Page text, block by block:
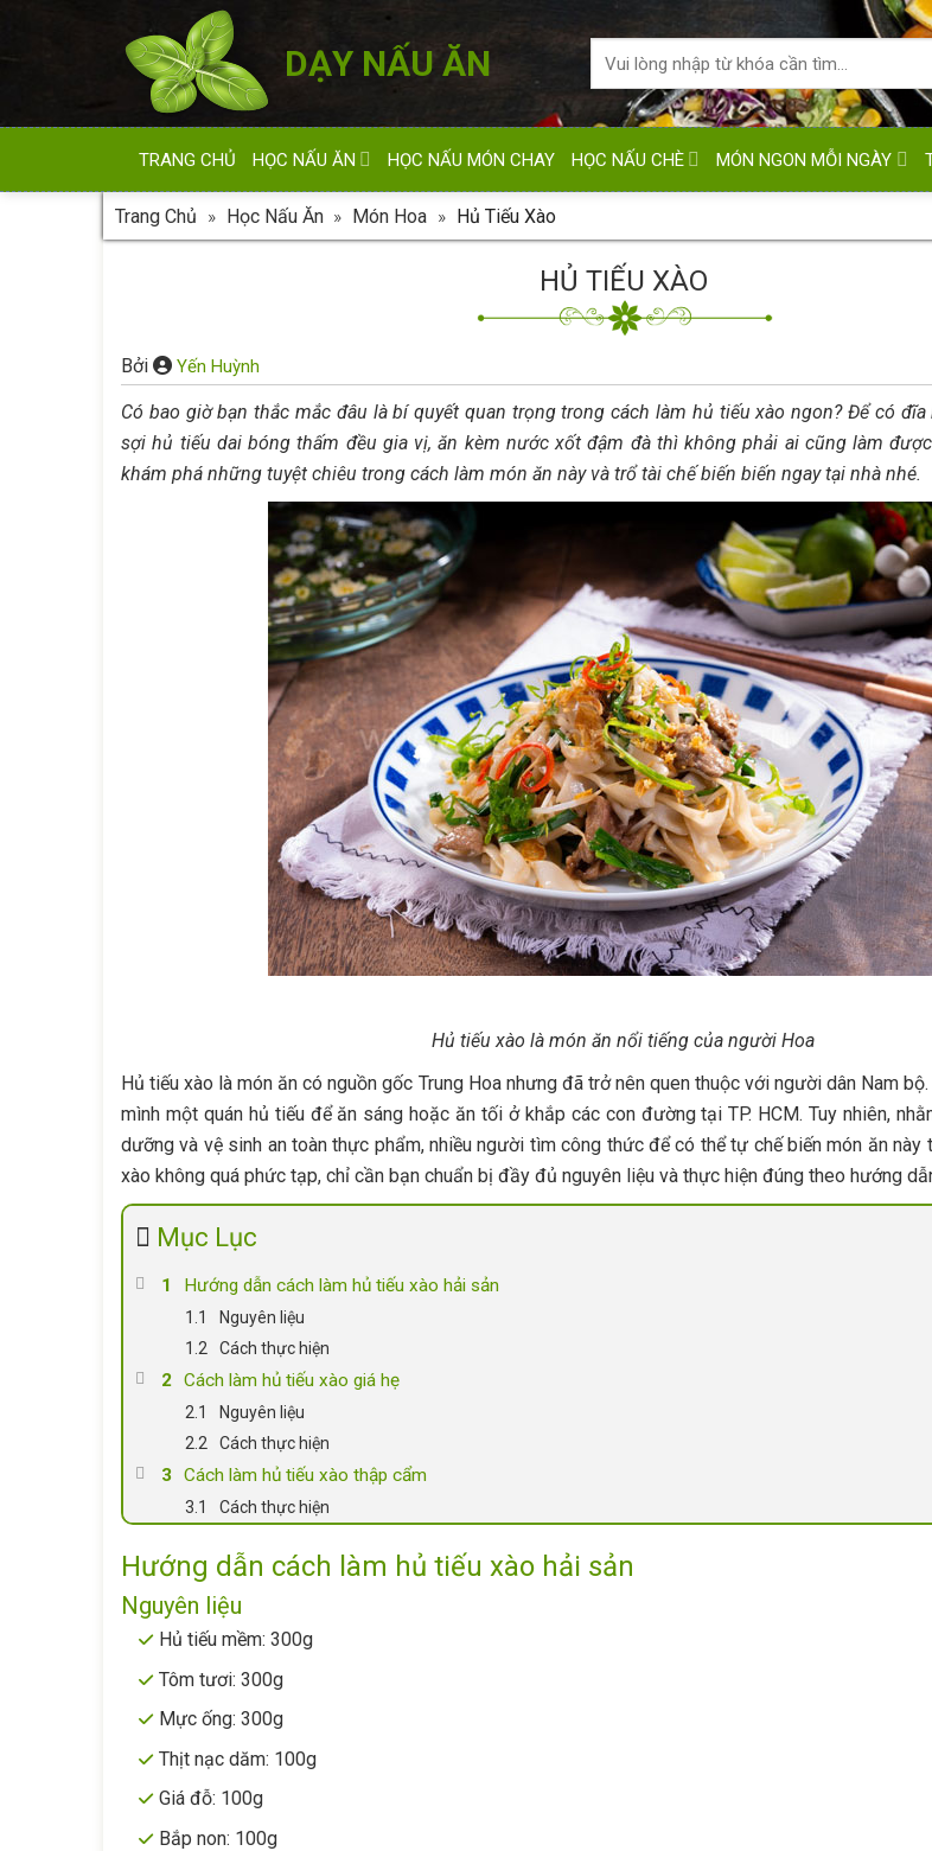
DẠY NẤU ĂN
TRANG CHỦ HỌC NẤU ĂN HỌC NẤU MÓN CHAY HỌC NẤU CHÈ MÓN NGON MỖI NGÀY
Trang Chủ » Học Nấu Ăn » Món Hoa » Hủ Tiếu Xào
HỦ TIẾU XÀO
Bởi Yến Huỳnh
Có bao giờ bạn thắc mắc đâu là bí quyết quan trọng trong cách làm hủ tiếu xào ngon? Để có
sợi hủ tiếu dai bóng thấm đều gia vị, ăn kèm nước xốt đậm đà thì không phải ai cũng làm
khám phá những tuyệt chiêu trong cách làm món ăn này và trổ tài chế biến biến ngay tại nhà nhé.
Hủ tiếu xào là món ăn nổi tiếng của người Hoa
Hủ tiếu xào là món ăn có nguồn gốc Trung Hoa nhưng đã trở nên quen thuộc với người dân Nam
mình một quán hủ tiếu để ăn sáng hoặc ăn tối ở khắp các con đường tại TP. HCM. Tuy nhiên,
dưỡng và vệ sinh an toàn thực phẩm, nhiều người tìm công thức để có thể tự chế biến món ăn này
xào không quá phức tạp, chỉ cần bạn chuẩn bị đầy đủ nguyên liệu và thực hiện đúng theo hướng
Mục Lục
Hướng dẫn cách làm hủ tiếu xào hải sản
Nguyên liệu
Cách thực hiện
Cách làm hủ tiếu xào giá hẹ
Nguyên liệu
Cách thực hiện
Cách làm hủ tiếu xào thập cẩm
Cách thực hiện
Hướng dẫn cách làm hủ tiếu xào hải sản
Nguyên liệu
Hủ tiếu mềm: 300g
Tôm tươi: 300g
Mực ống: 300g
Thịt nạc dăm: 100g
Giá đỗ: 100g
Bắp non: 100g